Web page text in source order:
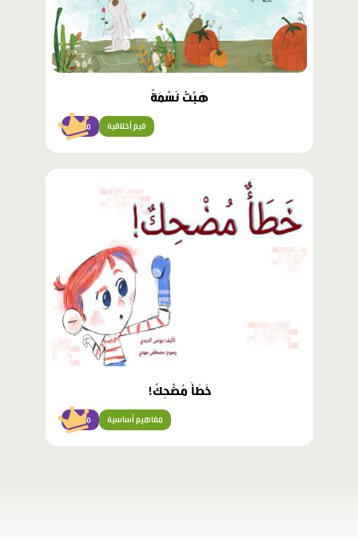
هَبَّتْ نَسْمَةٌ
مبتدئ قيم أخلاقية
مميّز
خَطَأٌ مُضْحِكٌ!
مبتدئ مفاهيم أساسية